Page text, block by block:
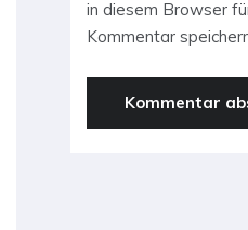
in diesem Browser
Kommentar